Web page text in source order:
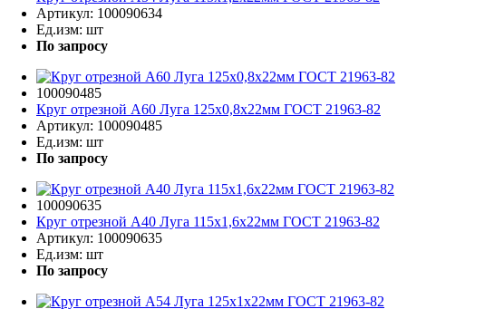
Артикул: 100090634
Ед.изм: шт
По запросу
100090485
Круг отрезной A60 Луга 125х0,8х22мм ГОСТ 21963-82
Артикул: 100090485
Ед.изм: шт
По запросу
100090635
Круг отрезной A40 Луга 115х1,6х22мм ГОСТ 21963-82
Артикул: 100090635
Ед.изм: шт
По запросу